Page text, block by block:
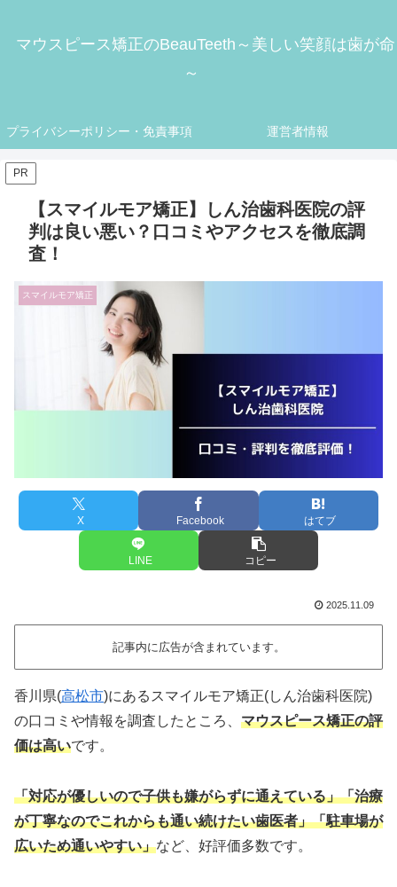
マウスピース矯正のBeauTeeth～美しい笑顔は歯が命
～
プライバシーポリシー・免責事項 運営者情報
PR
【スマイルモア矯正】しん治歯科医院の評
判は良い悪い？口コミやアクセスを徹底調
査！
スマイルモア矯正
X Facebook はてブ
LINE コピー
2025.11.09
記事内に広告が含まれています。
香川県(高松市)にあるスマイルモア矯正(しん治歯科医院)
の口コミや情報を調査したところ、 マウスピース矯正の評
価は高いです。
「対応が優しいので子供も嫌がらずに通えている」「治療
が丁寧なのでこれからも通い続けたい歯医者」「駐車場が
広いため通いやすい」など、好評価多数です。